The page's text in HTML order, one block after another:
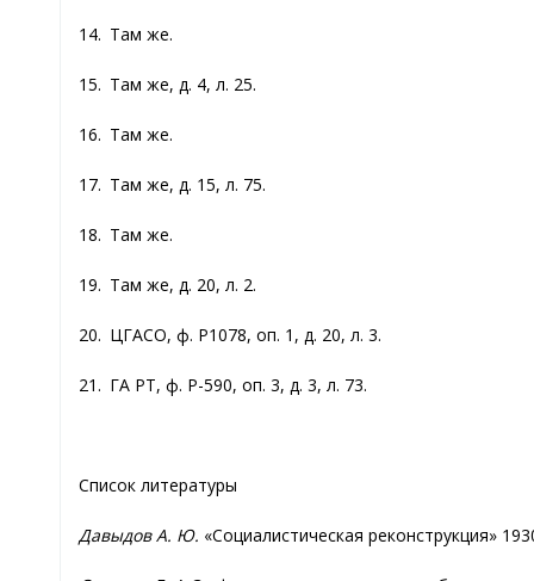
14. Там же.
15. Там же, д. 4, л. 25.
16. Там же.
17. Там же, д. 15, л. 75.
18. Там же.
19. Там же, д. 20, л. 2.
20. ЦГАСО, ф. Р1078, оп. 1, д. 20, л. 3.
21. ГА РТ, ф. Р-590, оп. 3, д. 3, л. 73.
Список литературы
Давыдов А. Ю. «Социалистическая реконструкция»